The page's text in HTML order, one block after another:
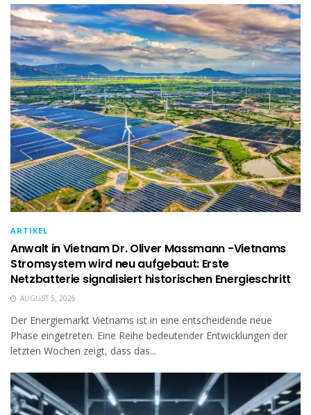
ARTIKEL
Anwalt in Vietnam Dr. Oliver Massmann -Vietnams
Stromsystem wird neu aufgebaut: Erste
Netzbatterie signalisiert historischen Energieschritt
AUGUST 5, 2026
Der Energiemarkt Vietnams ist in eine entscheidende neue
Phase eingetreten. Eine Reihe bedeutender Entwicklungen der
letzten Wochen zeigt, dass das...